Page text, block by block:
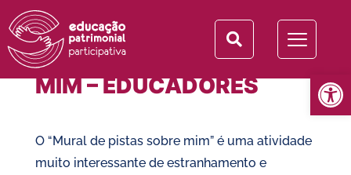
Abrir
MURAL DE PISTAS SOBRE
MIM – EDUCADORES
O “Mural de pistas sobre mim” é uma atividade
muito interessante de estranhamento e